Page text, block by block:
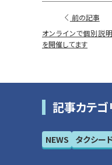
事
前
ナ
ビ
ゲー
ショ
ン
前の記事
オンラインで個別説
を開催してます
記事カテゴ
NEWS タクシー